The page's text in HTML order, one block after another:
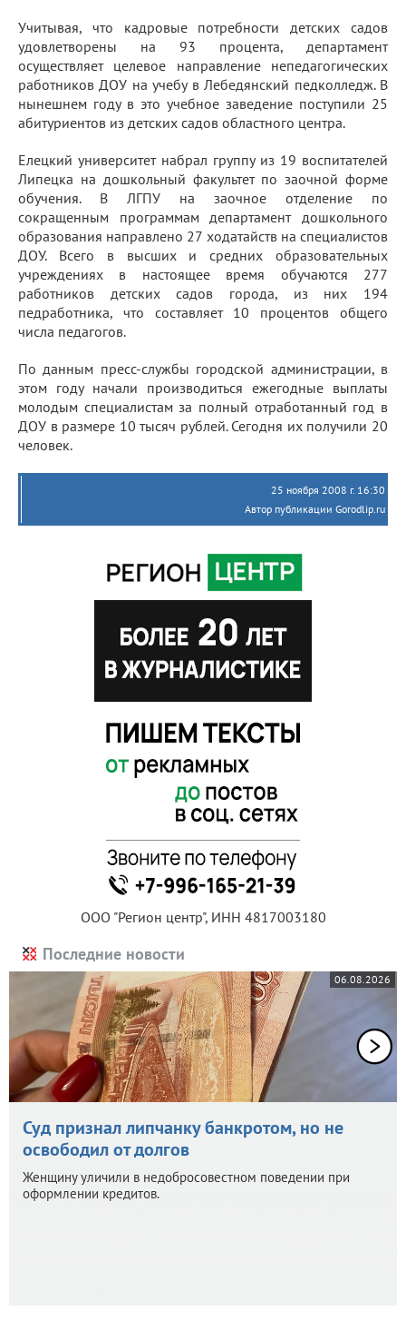
Учитывая, что кадровые потребности детских садов
удовлетворены на 93 процента, департамент
осуществляет целевое направление непедагогических
работников ДОУ на учебу в Лебедянский педколледж. В
нынешнем году в это учебное заведение поступили 25
абитуриентов из детских садов областного центра.
Елецкий университет набрал группу из 19 воспитателей
Липецка на дошкольный факультет по заочной форме
обучения. В ЛГПУ на заочное отделение по
сокращенным программам департамент дошкольного
образования направлено 27 ходатайств на специалистов
ДОУ. Всего в высших и средних образовательных
учреждениях в настоящее время обучаются 277
работников детских садов города, из них 194
педработника, что составляет 10 процентов общего
числа педагогов.
По данным пресс-службы городской администрации, в
этом году начали производиться ежегодные выплаты
молодым специалистам за полный отработанный год в
ДОУ в размере 10 тысяч рублей. Сегодня их получили 20
человек.
25 ноября 2008 г. 16:30
Автор публикации Gorodlip.ru
ООО "Регион центр", ИНН 4817003180
Последние новости
06.08.2026
Суд признал липчанку банкротом, но не
освободил от долгов
Женщину уличили в недобросовестном поведении при
оформлении кредитов.